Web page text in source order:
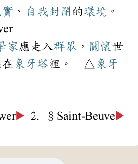
、 自我封閉 的環境 。
家應走入群眾 ， 關懷 世
象牙塔裡。 △ 象牙
▶️ 2. §Saint-Beuve ▶️